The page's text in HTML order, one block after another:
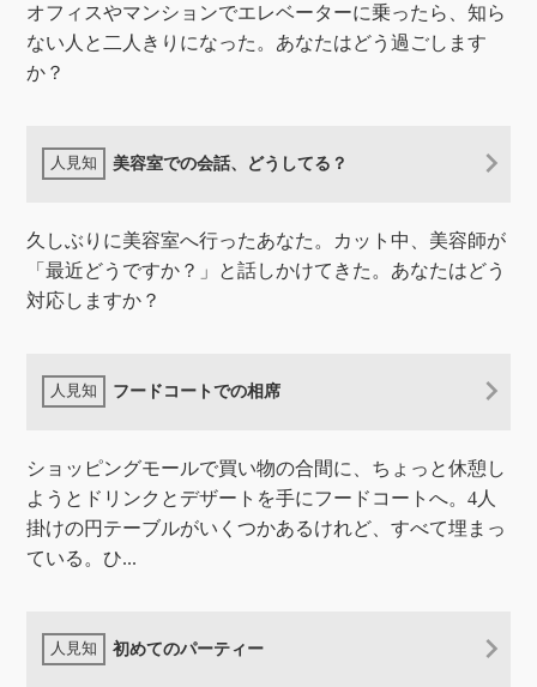
オフィスやマンションでエレベーターに乗ったら、知ら
ない人と二人きりになった。あなたはどう過ごします
か？
美容室での会話、どうしてる？
久しぶりに美容室へ行ったあなた。カット中、美容師が
「最近どうですか？」と話しかけてきた。あなたはどう
対応しますか？
フードコートでの相席
ショッピングモールで買い物の合間に、ちょっと休憩し
ようとドリンクとデザートを手にフードコートへ。4人
掛けの円テーブルがいくつかあるけれど、すべて埋まっ
ている。ひ...
初めてのパーティー